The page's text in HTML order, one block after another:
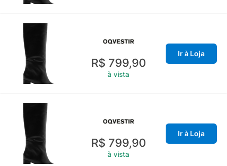
R$ 799,90
à vista
Ir à Loja
R$ 799,90
à vista
Ir à Loja